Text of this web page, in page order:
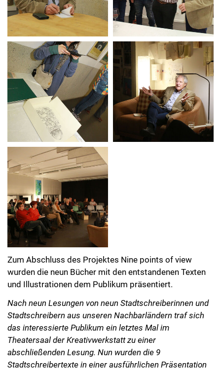
Zum Abschluss des Projektes Nine points of view
wurden die neun Bücher mit den entstandenen Texten
und Illustrationen dem Publikum präsentiert.
Nach neun Lesungen von neun Stadtschreiberinnen und
Stadtschreibern aus unseren Nachbarländern traf sich
das interessierte Publikum ein letztes Mal im
Theatersaal der Kreativwerkstatt zu einer
abschließenden Lesung. Nun wurden die 9
Stadtschreibertexte in einer ausführlichen Präsentation